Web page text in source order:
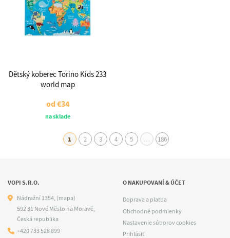
Dětský koberec Torino Kids 233
world map
od€34
na sklade
1 2 3 4 5 … 186
VOPI S.R.O.
Nádražní 1354,(mapa)
592 31 Nové Město na Moravě,
Česká republika
+420 733 528 899
O NAKUPOVANÍ & ÚČET
Doprava a platba
Obchodné podmienky
Nastavenie súborov cookies
Prihlásiť